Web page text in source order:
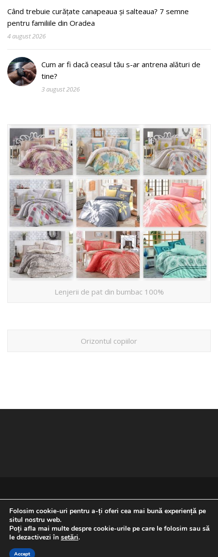
Când trebuie curățate canapeaua și salteaua? 7 semne
pentru familiile din Oradea
4 august 2026
Cum ar fi dacă ceasul tău s-ar antrena alături de
tine?
3 august 2026
Lenjerii de pat din bumbac 100%
Orizontul copiilor
REVENIRE LA ÎNCEPUTUL PAGINII
Folosim cookie-uri pentru a-ți oferi cea mai bună experiență pe
situl nostru web.
Poți afla mai multe despre cookie-urile pe care le folosim sau să
le dezactivezi în setări.
Accept